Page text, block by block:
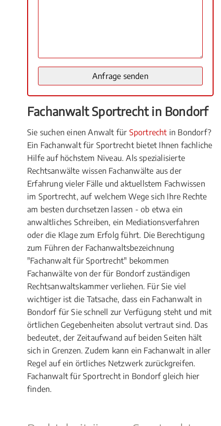
Fachanwalt Sportrecht in Bondorf
Sie suchen einen Anwalt für Sportrecht in Bondorf?
Ein Fachanwalt für Sportrecht bietet Ihnen fachliche
Hilfe auf höchstem Niveau. Als spezialisierte
Rechtsanwälte wissen Fachanwälte aus der
Erfahrung vieler Fälle und aktuellstem Fachwissen
im Sportrecht, auf welchem Wege sich Ihre Rechte
am besten durchsetzen lassen - ob etwa ein
anwaltliches Schreiben, ein Mediationsverfahren
oder die Klage zum Erfolg führt. Die Berechtigung
zum Führen der Fachanwaltsbezeichnung
"Fachanwalt für Sportrecht" bekommen
Fachanwälte von der für Bondorf zuständigen
Rechtsanwaltskammer verliehen. Für Sie viel
wichtiger ist die Tatsache, dass ein Fachanwalt in
Bondorf für Sie schnell zur Verfügung steht und mit
örtlichen Gegebenheiten absolut vertraut sind. Das
bedeutet, der Zeitaufwand auf beiden Seiten hält
sich in Grenzen. Zudem kann ein Fachanwalt in aller
Regel auf ein örtliches Netzwerk zurückgreifen.
Fachanwalt für Sportrecht in Bondorf gleich hier
finden.